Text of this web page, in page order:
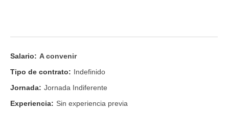
Salario: A convenir
Tipo de contrato: Indefinido
Jornada: Jornada Indiferente
Experiencia: Sin experiencia previa